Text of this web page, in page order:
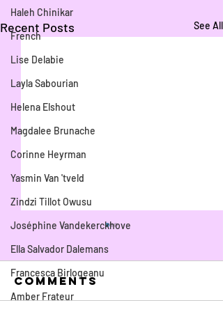
Haleh Chinikar
French
Lise Delabie
Layla Sabourian
Helena Elshout
Magdalee Brunache
Corinne Heyrman
Yasmin Van 'tveld
Zindzi Tillot Owusu
Joséphine Vandekerckhove
Ella Salvador Dalemans
Francesca Birlogeanu
Amber Frateur
Recent Posts See All
Comments